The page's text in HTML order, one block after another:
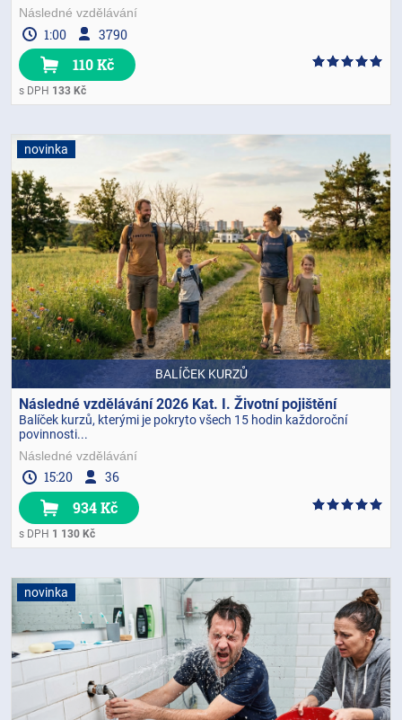
Následné vzdělávání
1:00 3790
110 Kč
s DPH 133 Kč
novinka
BALÍČEK KURZŮ
Následné vzdělávání 2026 Kat. I. Životní pojištění
Balíček kurzů, kterými je pokryto všech 15 hodin každoroční
povinnosti...
Následné vzdělávání
15:20 36
934 Kč
s DPH 1 130 Kč
novinka